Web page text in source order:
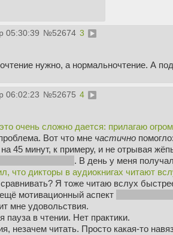
05:30:39 №52674 3
нужно, а нормальночтение. А
06:02:23 №52675 4
очень сложно дается: прилагаю
Вот что мне частично помогло:
45 минут, к примеру, и не отрывая
. В день у меня
что дикторы в аудиокнигах читают
Я тоже читаю вслух
мотивационный аспект
мне удовольствия.
в чтении. Нет практики.
незачем читать. Просто какая-то